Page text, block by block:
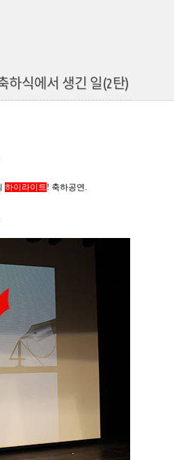
하식에서 생긴 일(2탄)
하이라이트! 축하공연.